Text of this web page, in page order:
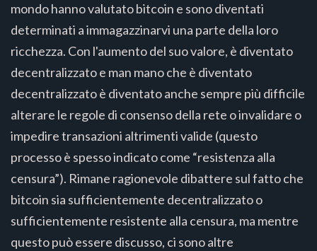
mondo hanno valutato bitcoin e sono diventati
determinati a immagazzinarvi una parte della loro
ricchezza. Con l'aumento del suo valore, è diventato
decentralizzato e man mano che è diventato
decentralizzato è diventato anche sempre più difficile
alterare le regole di consenso della rete o invalidare o
impedire transazioni altrimenti valide (questo
processo è spesso indicato come “resistenza alla
censura”). Rimane ragionevole dibattere sul fatto che
bitcoin sia sufficientemente decentralizzato o
sufficientemente resistente alla censura, ma mentre
questo può essere discusso, ci sono altre